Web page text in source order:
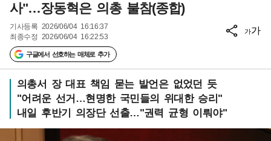
사"…장동혁은 의총 불참(종합)
기사등록 2026/06/04 16:16:37
최종수정 2026/06/04 16:22:53
구글에서 선호하는 매체로 추가
가가
의총서 장 대표 책임 묻는 발언은 없었던 듯
"어려운 선거…현명한 국민들의 위대한 승리"
내일 후반기 의장단 선출…"권력 균형 이뤄야"